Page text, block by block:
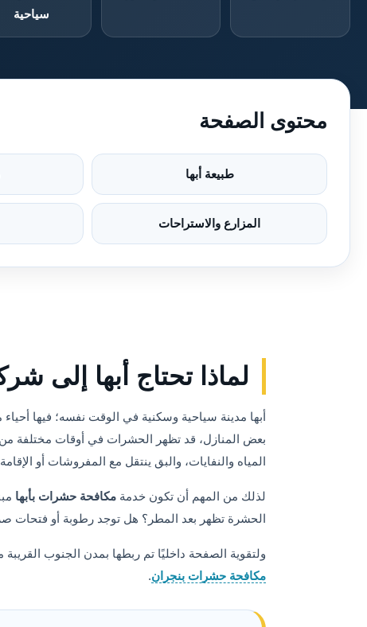
سياحية
محتوى الصفحة
طبيعة أبها
المزارع والاستراحات
لماذا تحتاج أبها إلى
أبها مدينة سياحية وسكنية في الوقت نفسه؛ فيها
بعض المنازل، قد تظهر الحشرات في أوقات مختلفة من
المياه والنفايات، والبق ينتقل مع المفروشات أو
لذلك من المهم أن تكون خدمة مكافحة حشرات بأبها
الحشرة تظهر بعد المطر؟ هل توجد رطوبة أو فتحات
ولتقوية الصفحة داخليًا تم ربطها بمدن الجنوب القريبة
مكافحة حشرات بنجران.